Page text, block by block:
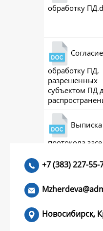
обработку
обработку ПД,
разрешенных
субъектом ПД
протокола
+7 (383) 227-55-
Новосибирск,